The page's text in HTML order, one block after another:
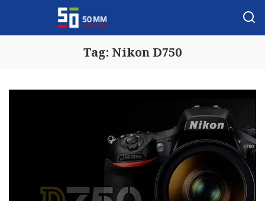
Tag: Nikon D750